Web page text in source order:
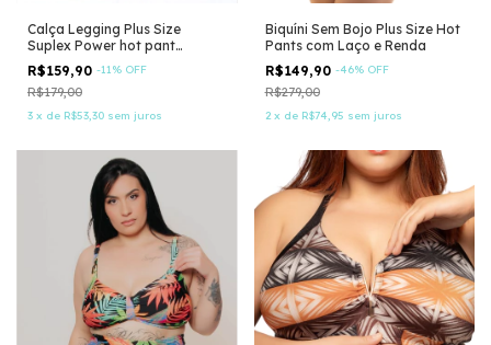
Calça Legging Plus Size
Suplex Power hot pant
modeladora
R$159,90 -11% OFF
R$179,00
3 x de R$53,30 sem juros
Biquíni Sem Bojo Plus Size Hot
Pants com Laço e Renda
R$149,90 -46% OFF
R$279,00
2 x de R$74,95 sem juros